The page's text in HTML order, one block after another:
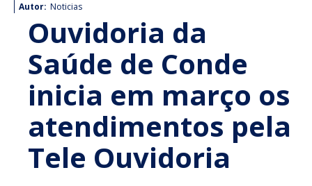
Autor: Noticias
Ouvidoria da
Saúde de Conde
inicia em março os
atendimentos pela
Tele Ouvidoria